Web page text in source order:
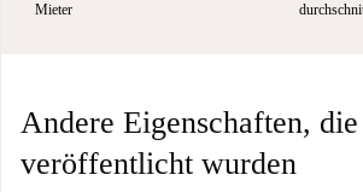
Mieter
Andere Eigenschaften,
veröffentlicht wurden